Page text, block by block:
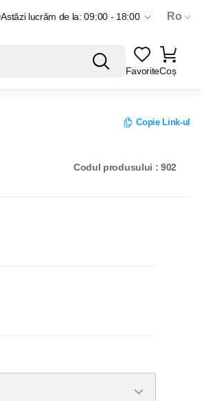
Astăzi lucrăm de la: 09:00 - 18:00 Ro
FavoriteCoș
Copie Link-ul
Codul produsului : 902